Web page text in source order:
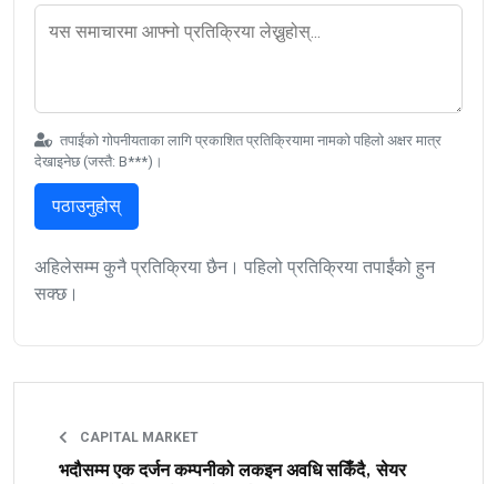
तपाईंको गोपनीयताका लागि प्रकाशित प्रतिक्रियामा नामको पहिलो अक्षर मात्र
देखाइनेछ (जस्तै: B***)।
पठाउनुहोस्
अहिलेसम्म कुनै प्रतिक्रिया छैन। पहिलो प्रतिक्रिया तपाईंको हुन
सक्छ।
CAPITAL MARKET
भदौसम्म एक दर्जन कम्पनीको लकइन अवधि सकिँदै, सेयर